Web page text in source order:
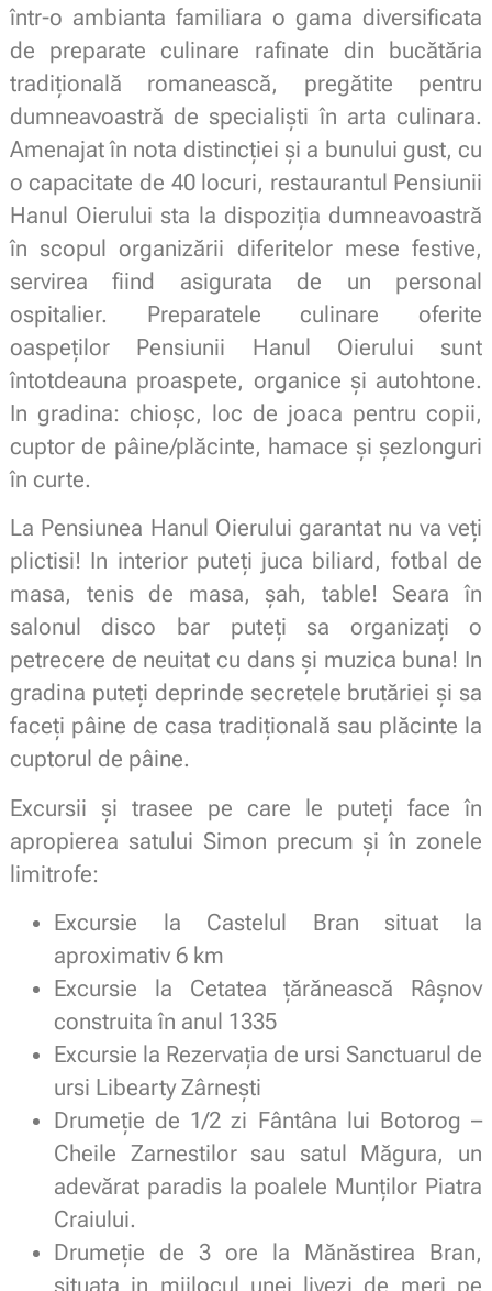
într-o ambianta familiara o gama diversificata
de preparate culinare rafinate din bucătăria
tradițională romanească, pregătite pentru
dumneavoastră de specialiști în arta culinara.
Amenajat în nota distincției și a bunului gust, cu
o capacitate de 40 locuri, restaurantul Pensiunii
Hanul Oierului sta la dispoziția dumneavoastră
în scopul organizării diferitelor mese festive,
servirea fiind asigurata de un personal
ospitalier. Preparatele culinare oferite
oaspeților Pensiunii Hanul Oierului sunt
întotdeauna proaspete, organice și autohtone.
In gradina: chioșc, loc de joaca pentru copii,
cuptor de pâine/plăcinte, hamace și șezlonguri
în curte.
La Pensiunea Hanul Oierului garantat nu va veți
plictisi! In interior puteți juca biliard, fotbal de
masa, tenis de masa, șah, table! Seara în
salonul disco bar puteți sa organizați o
petrecere de neuitat cu dans și muzica buna! In
gradina puteți deprinde secretele brutăriei și sa
faceți pâine de casa tradițională sau plăcinte la
cuptorul de pâine.
Excursii și trasee pe care le puteți face în
apropierea satului Simon precum și în zonele
limitrofe:
Excursie la Castelul Bran situat la
aproximativ 6 km
Excursie la Cetatea țărănească Râșnov
construita în anul 1335
Excursie la Rezervația de ursi Sanctuarul de
ursi Libearty Zârnești
Drumeție de 1/2 zi Fântâna lui Botorog –
Cheile Zarnestilor sau satul Măgura, un
adevărat paradis la poalele Munților Piatra
Craiului.
Drumeție de 3 ore la Mănăstirea Bran,
situata in mijlocul unei livezi de meri pe